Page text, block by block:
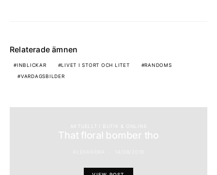
Relaterade ämnen
INBLICKAR LIVET I STORT OCH LITET
RANDOMS
VARDAGSBILDER
AKTUELLT I BUTIK & ONLINE
That floral bomber tho